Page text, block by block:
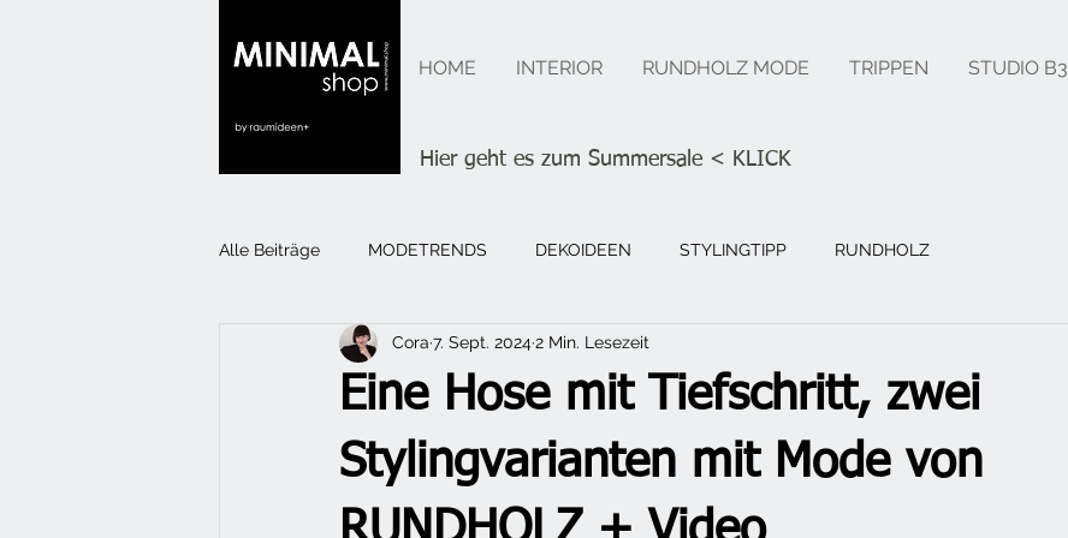
MINIMAL
shop
HOME INTERIOR RUNDHOLZ MODE TRIPPEN STUDIO B3
Hier geht es zum Summersale < KLICK
Alle Beiträge MODETRENDS DEKOIDEEN STYLINGTIPP RUNDHOLZ
Eine Hose mit Tiefschritt, zwei
Stylingvarianten mit Mode von
Cora 7. Sept. 20242 Min. Lesezeit